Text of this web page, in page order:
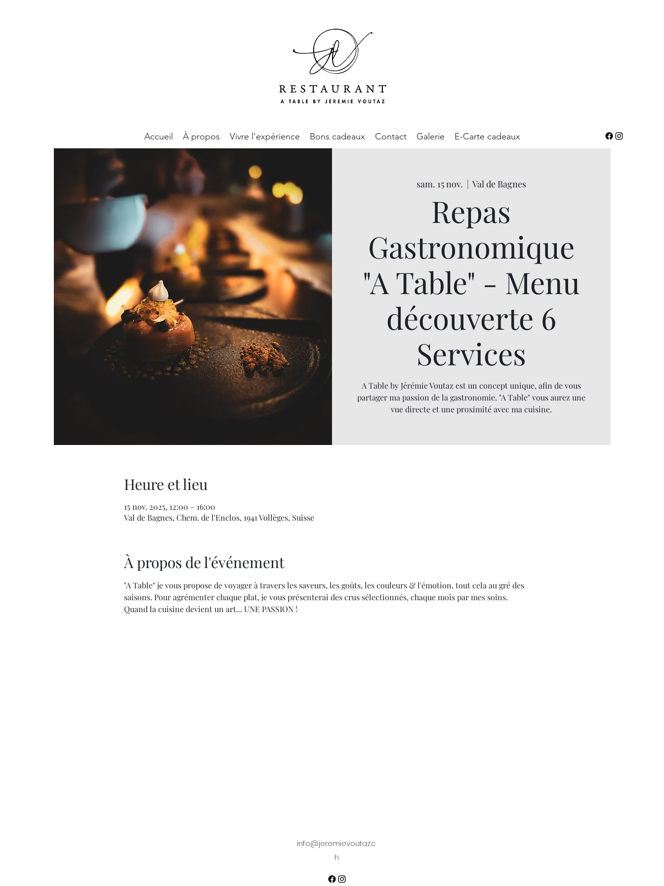
Accueil À propos Vivre l'expérience Bons cadeaux Contact Galerie E-Carte cadeaux
sam. 15 nov.
  |
Val de Bagnes
Repas
Gastronomique
"A Table" - Menu
découverte 6
Services
A Table by Jérémie Voutaz est un concept unique, afin de vous
partager ma passion de la gastronomie. "A Table" vous aurez une
vue directe et une proximité avec ma cuisine.
Heure et lieu
15 nov. 2025, 12:00 – 16:00
Val de Bagnes, Chem. de l'Enclos, 1941 Vollèges, Suisse
À propos de l'événement
"A Table" je vous propose de voyager à travers les saveurs, les goûts, les couleurs & l'émotion, tout cela au gré des
saisons. Pour agrémenter chaque plat, je vous présenterai des crus sélectionnés, chaque mois par mes soins.
Quand la cuisine devient un art... UNE PASSION !
info@jeremievoutaz.c
h